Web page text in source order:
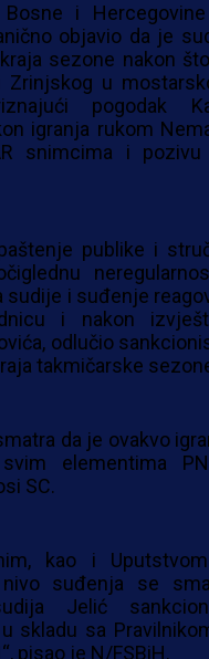
Bosne i
objavio da je
sezone nakon
Zrinjskog u
pogodak
igranja rukom
snimcima i pozivu
publike i
sudije i suđenje
i nakon
odlučio
takmičarske
da je ovakvo
elementima
SC.
kao i
suđenja se
Jelić
skladu sa
pisao je N/FSBiH.